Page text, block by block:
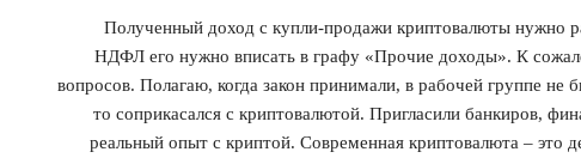
Полученный доход с купли-продажи криптовалюты нужно
НДФЛ его нужно вписать в графу «Прочие доходы». К
вопросов. Полагаю, когда закон принимали, в рабочей группе не
то соприкасался с криптовалютой. Пригласили банкиров,
реальный опыт с криптой. Современная криптовалюта – это